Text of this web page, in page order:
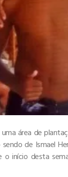
área de
de Ismael
início desta